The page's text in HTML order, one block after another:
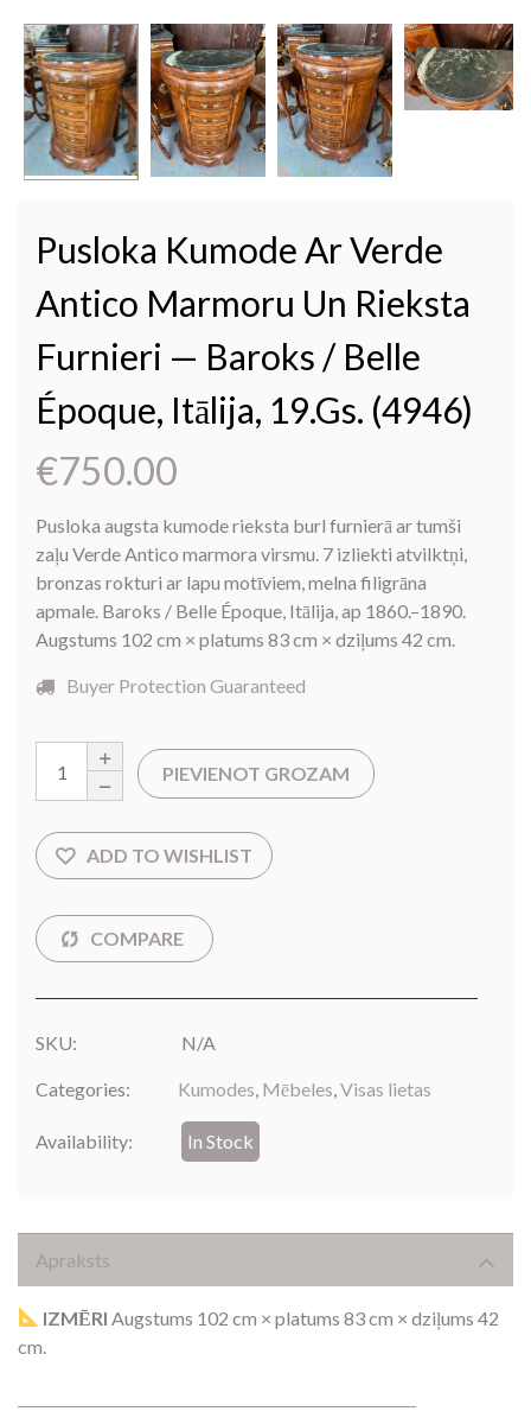
Pusloka Kumode Ar Verde
Antico Marmoru Un Rieksta
Furnieri — Baroks / Belle
Époque, Itālija, 19.gs. (4946)
€750.00
Pusloka augsta kumode rieksta burl furnierā ar tumši
zaļu Verde Antico marmora virsmu. 7 izliekti atvilktņi,
bronzas rokturi ar lapu motīviem, melna filigrāna
apmale. Baroks / Belle Époque, Itālija, ap 1860.–1890.
Augstums 102 cm × platums 83 cm × dziļums 42 cm.
Buyer Protection Guaranteed
PIEVIENOT GROZAM
SKU: N/A
Categories: Kumodes, Mēbeles,Visas lietas
Availability: In Stock
Apraksts
IZMĒRI Augstums 102 cm × platums 83 cm × dziļums 42
cm.
―――――――――――――――――――――